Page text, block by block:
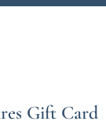
Gift Card